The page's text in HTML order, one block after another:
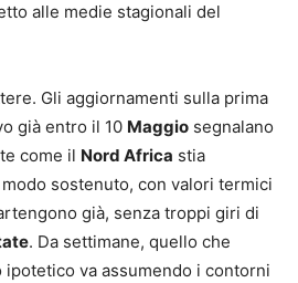
alle medie stagionali del
Gli aggiornamenti sulla prima
già entro il 10 Maggio segnalano
come il Nord Africa stia
sostenuto, con valori termici
già, senza troppi giri di
. Da settimane, quello che
ipotetico va assumendo i contorni